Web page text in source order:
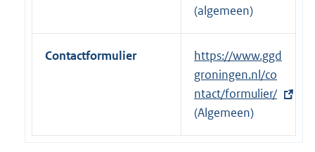
e
l
i
k
:
t
e
r
e
l
n
(algemeen)
Contactformulier
E
x
t
e
r
https://www.ggd
groningen.nl/co
ntact/formulier/
(Algemeen)